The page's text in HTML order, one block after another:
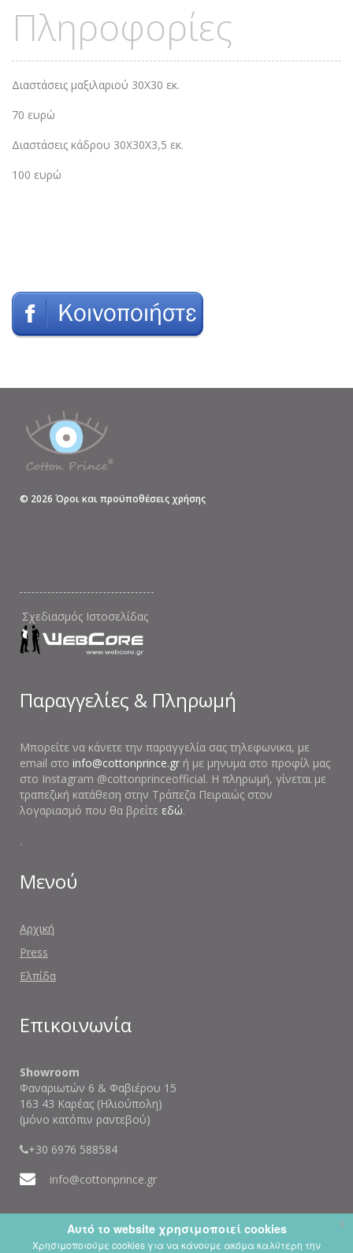
Πληροφορίες
Διαστάσεις μαξιλαριού 30Χ30 εκ.
70 ευρώ
Διαστάσεις κάδρου 30Χ30Χ3,5 εκ.
100 ευρώ
© 2026 Όροι και προϋποθέσεις χρήσης
Σχεδιασμός Ιστοσελίδας
Παραγγελίες & Πληρωμή
Μπορείτε να κάνετε την παραγγελία σας τηλεφωνικα, με
email στο info@cottonprince.gr ή με μηνυμα στο προφίλ μας
στο Instagram @cottonprinceofficial. Η πληρωμή, γίνεται με
τραπεζική κατάθεση στην Τράπεζα Πειραιώς στον
λογαριασμό που θα βρείτε εδώ.
Μενού
Αρχική
Press
Ελπίδα
Επικοινωνία
Showroom
Φαναριωτών 6 & Φαβιέρου 15
163 43 Καρέας (Ηλιούπολη)
(μόνο κατόπιν ραντεβού)
+30 6976 588584
info@cottonprince.gr
Αυτό το website χρησιμοποιεί cookies
Χρησιμοποιούμε cookies για να κάνουμε ακόμα καλύτερη την
x